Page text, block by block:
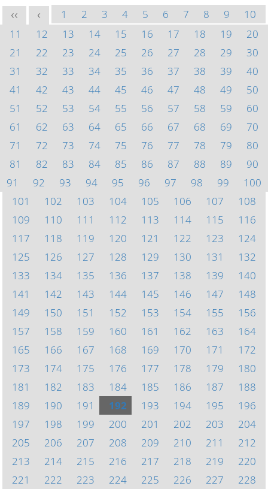
<< < 1 2 3 4 5 6 7 8 9
10
11
12 13 14 15 16 17 18 19
20
21
22 23 24 25 26 27 28 29
30
31
32 33 34 35 36 37 38 39
40
41
42 43 44 45 46 47 48 49
50
51
52 53 54 55 56 57 58 59
60
61
62 63 64 65 66 67 68 69
70
71
72 73 74 75 76 77 78 79
80
81
82 83 84 85 86 87 88 89
90
91
92 93 94 95 96 97 98 99
100
101
102 103 104 105 106 107
108
109
110 111 112 113 114 115
116
117
118 119 120 121 122 123
124
125
126 127 128 129 130 131
132
133
134 135 136 137 138 139
140
141
142 143 144 145 146 147
148
149
150 151 152 153 154 155
156
157
158 159 160 161 162 163
164
165
166 167 168 169 170 171
172
173
174 175 176 177 178 179
180
181
182 183 184 185 186 187
188
189
190 191 192 193 194 195
196
197
198 199 200 201 202 203
204
205
206 207 208 209 210 211
212
213
214 215 216 217 218 219
220
221
222 223 224 225 226 227
228